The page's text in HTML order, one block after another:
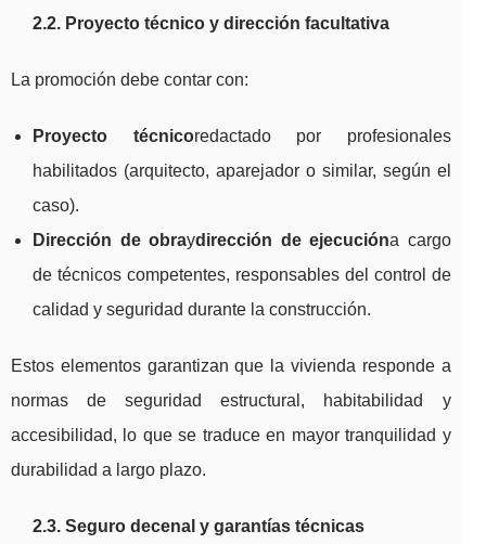
2.2. Proyecto técnico y dirección facultativa
La promoción debe contar con:
Proyecto técnicoredactado por profesionales
habilitados (arquitecto, aparejador o similar, según el
caso).
Dirección de obraydirección de ejecucióna cargo
de técnicos competentes, responsables del control de
calidad y seguridad durante la construcción.
Estos elementos garantizan que la vivienda responde a
normas de seguridad estructural, habitabilidad y
accesibilidad, lo que se traduce en mayor tranquilidad y
durabilidad a largo plazo.
2.3. Seguro decenal y garantías técnicas